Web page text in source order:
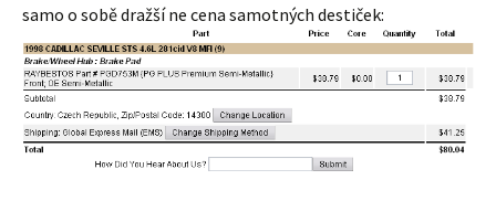
samo o sobě dražší ne cena samotných destiček: